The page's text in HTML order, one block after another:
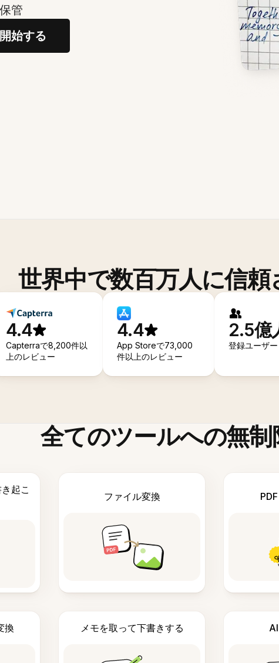
管
始する
世界中で数百万人に信
4.4
Capterraで8,200件以
上のレビュー
4.4
App Storeで73,000
件以上のレビュー
2.5億
登録ユーザー
全てのツールへの無
起こ
ファイル変換
換 メモを取って下書きする